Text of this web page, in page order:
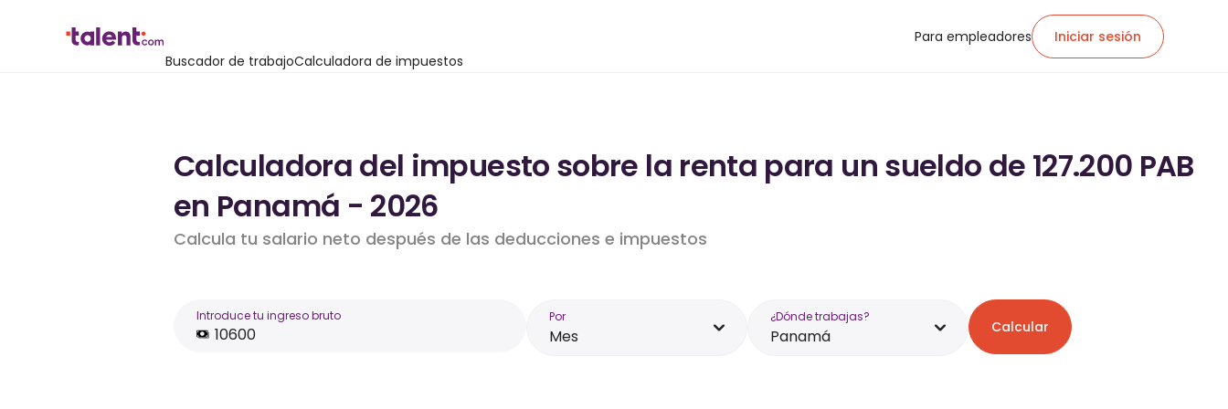
Buscador de trabajoCalculadora de impuestos
Para empleadores Iniciar sesión
Calculadora del impuesto sobre la renta para un sueldo de 127.200 PAB
en Panamá - 2026
Calcula tu salario neto después de las deducciones e impuestos
Introduce tu ingreso bruto Por
Mes
¿Dónde trabajas?
Panamá Calcular